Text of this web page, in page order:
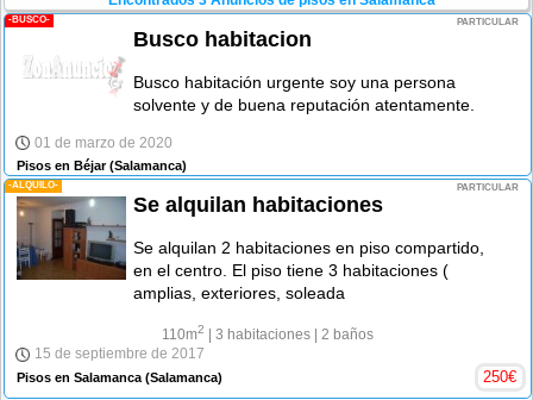
-BUSCO- PARTICULAR
Busco habitacion
Busco habitación urgente soy una persona
solvente y de buena reputación atentamente.
01 de marzo de 2020
Pisos en Béjar(Salamanca)
-ALQUILO- PARTICULAR
Se alquilan habitaciones
Se alquilan 2 habitaciones en piso compartido,
en el centro. El piso tiene 3 habitaciones (
amplias, exteriores, soleada
110m2 | 3 habitaciones | 2 baños
15 de septiembre de 2017
Pisos en Salamanca (Salamanca) 250€